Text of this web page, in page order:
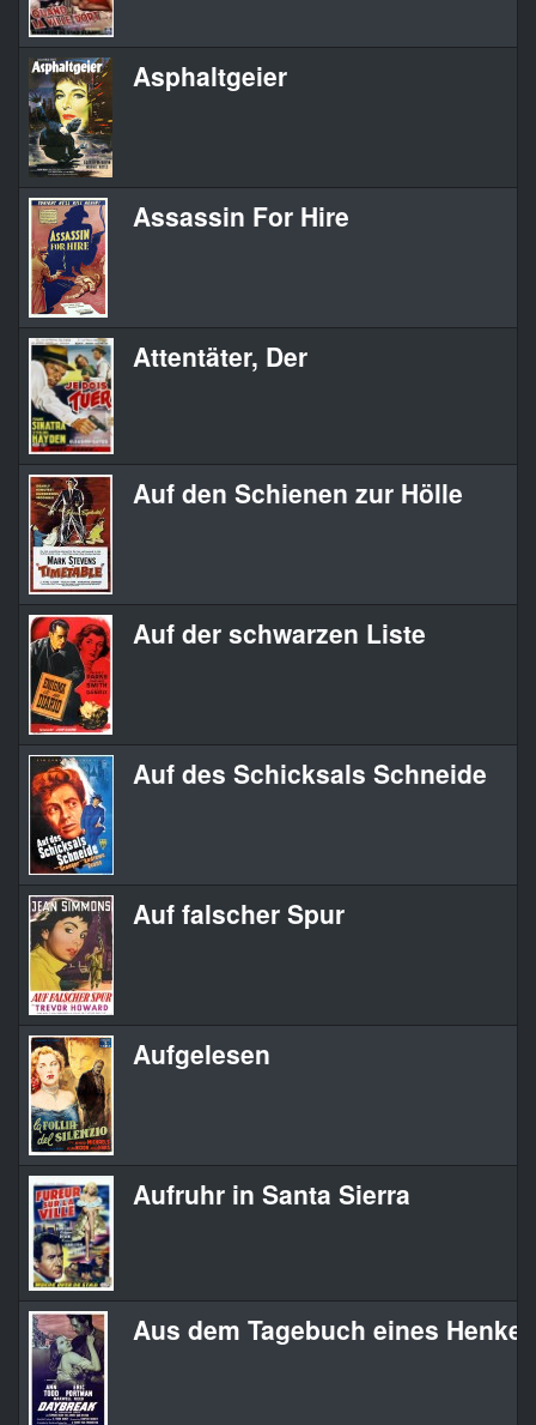
Asphaltgeier
Assassin For Hire
Attentäter, Der
Auf den Schienen zur Hölle
Auf der schwarzen Liste
Auf des Schicksals Schneide
Auf falscher Spur
Aufgelesen
Aufruhr in Santa Sierra
Aus dem Tagebuch eines